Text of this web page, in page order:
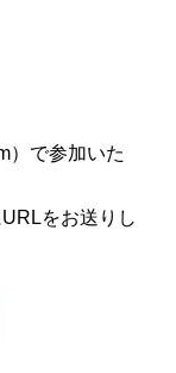
）で参加いた
をお送りし